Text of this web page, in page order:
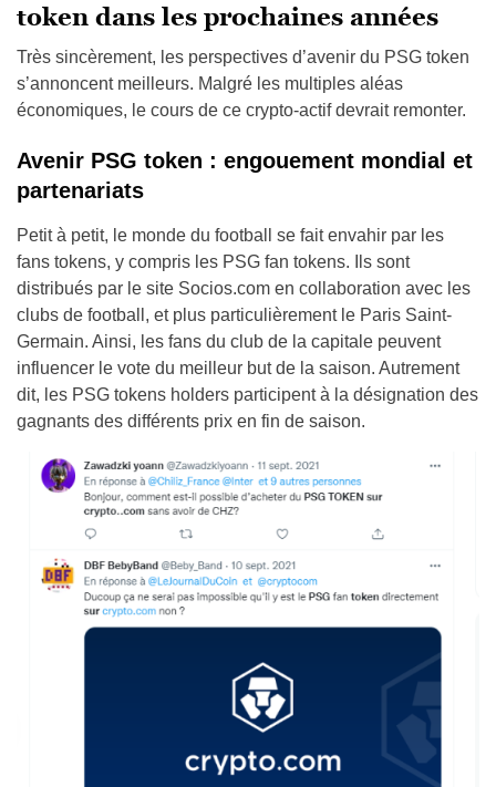
token dans les prochaines années
Très sincèrement, les perspectives d’avenir du PSG token
s’annoncent meilleurs. Malgré les multiples aléas
économiques, le cours de ce crypto-actif devrait remonter.
Avenir PSG token : engouement mondial et
partenariats
Petit à petit, le monde du football se fait envahir par les
fans tokens, y compris les PSG fan tokens. Ils sont
distribués par le site Socios.com en collaboration avec les
clubs de football, et plus particulièrement le Paris Saint-
Germain. Ainsi, les fans du club de la capitale peuvent
influencer le vote du meilleur but de la saison. Autrement
dit, les PSG tokens holders participent à la désignation des
gagnants des différents prix en fin de saison.